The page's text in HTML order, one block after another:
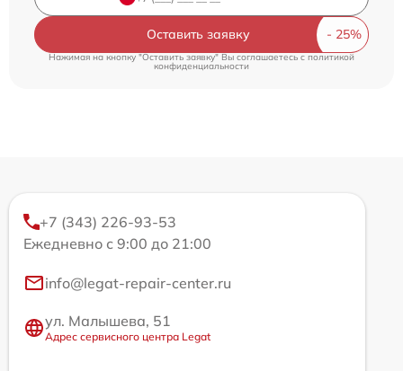
Оставить заявку
Нажимая на кнопку "Оставить заявку" Вы соглашаетесь c политикой
конфиденциальности
+7 (343) 226-93-53
Ежедневно с 9:00 до 21:00
info@legat-repair-center.ru
ул. Малышева, 51
Адрес сервисного центра Legat